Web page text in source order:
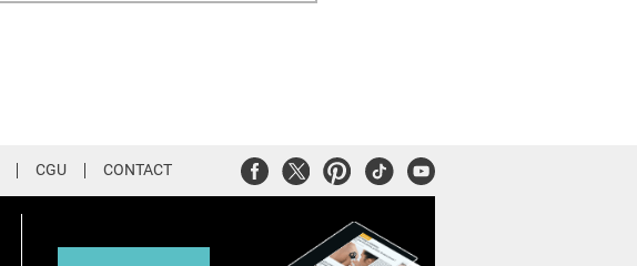
CGU CONTACT FacebookTwitterPinterest
TiktokYoutube